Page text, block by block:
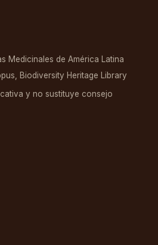
Medicinales de América Latina
Biodiversity Heritage Library
y no sustituye consejo